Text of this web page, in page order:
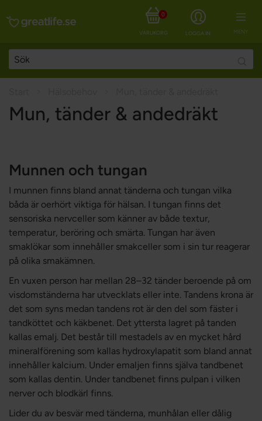
MENY
LOGGA IN
VARUKORG
0
Mun, tänder & andedräkt
Munnen och tungan
I munnen finns bland annat tänderna och tungan vilka
båda är oerhört viktiga för hälsan. I tungan finns det
sensoriska nervceller som känner av både textur,
temperatur, beröring och smärta. Tungan har även
smaklökar som innehåller smakceller som i sin tur reagerar
på olika smakämnen.
En vuxen person har mellan 28–32 tänder beroende på om
visdomständerna har utvecklats eller inte. Tandens krona är
det som syns medan tandens rot är den del som fäster i
tandköttet och käkbenet. Det yttersta lagret på tanden
kallas emalj. Det består till mestadels av en mycket hård
mineralförening som kallas hydroxylapatit som bland annat
innehåller kalcium. Under emaljen finns själva tandbenet
som kallas dentin. Under tandbenet finns pulpan i vilken
nerver och blodkärl finns.
Lider du av besvär med tänderna, munhålan eller dålig